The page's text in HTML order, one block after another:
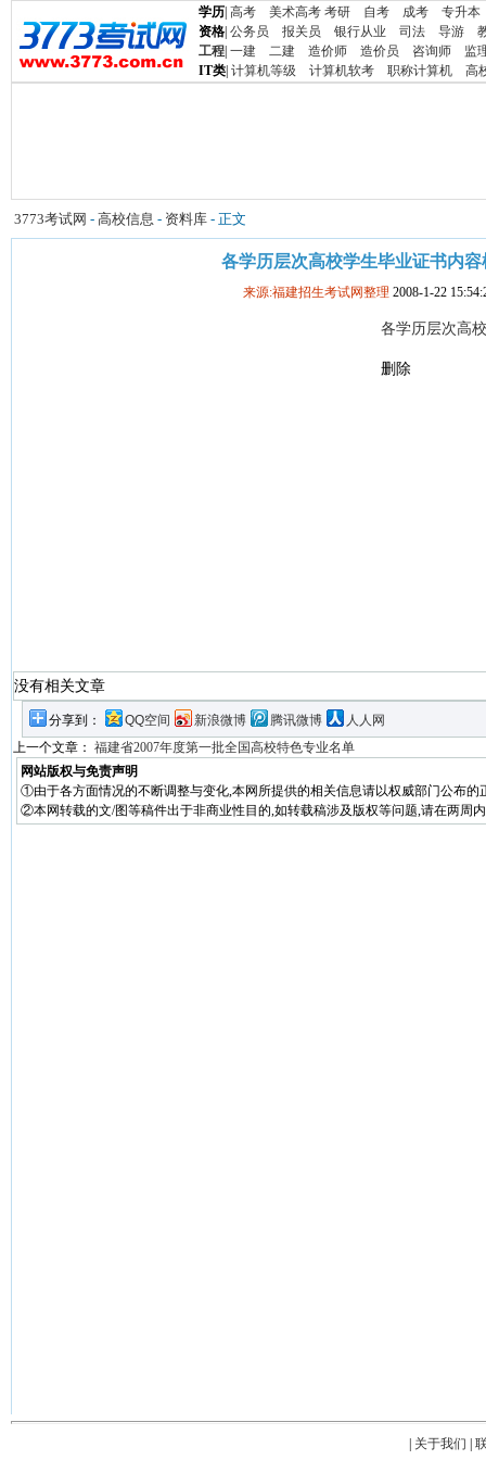
学历 高考 美术高考 考研 自考 成考
专升本
资格 公务员 报关员 银行从业 司法 导游
工程 一建 二建 造价师 造价员 咨询师
监
IT类 计算机等级 计算机软考 职称计算机 高
3773考试网 - 高校信息 - 资料库 - 正文
各学历层次高校学生毕业证书内容
来源:福建招生考试网整理 2008-1-22
各学历层次高
删除
没有相关文章
分享到： QQ空间 新浪微博 腾讯微博
人人网
上一个文章： 福建省2007年度第一批全国高校特色专业名单
网站版权与免责声明
①由于各方面情况的不断调整与变化,本网所提供的相关信息请以权威部门公布的
②本网转载的文/图等稿件出于非商业性目的,如转载稿涉及版权等问题,请在两周
关于我们